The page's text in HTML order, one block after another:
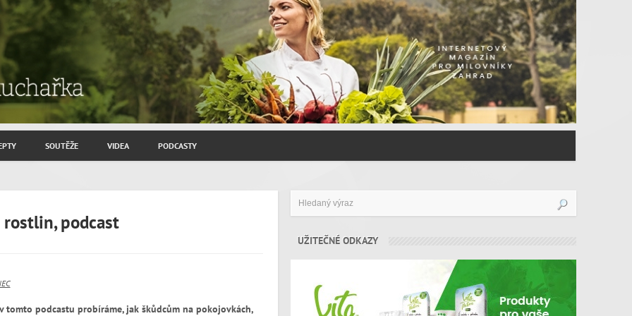
SOUTĚŽE VIDEA PODCASTY
podcast
tomto podcastu probíráme, jak škůdcům na pokojovkách,
UŽITEČNÉ ODKAZY